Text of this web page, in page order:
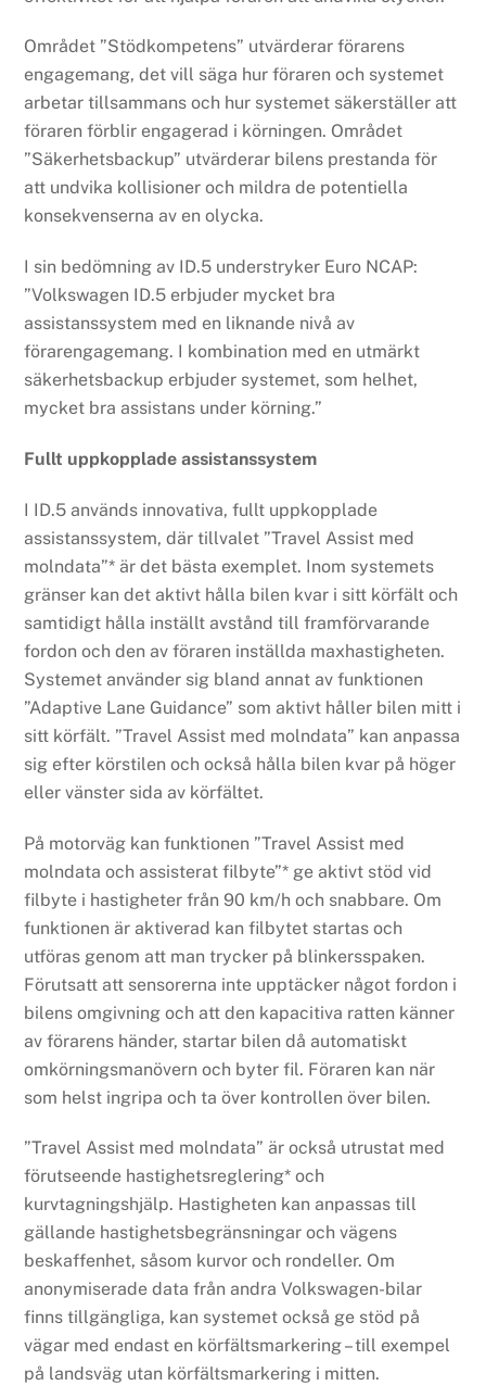
Området ”Stödkompetens” utvärderar förarens
engagemang, det vill säga hur föraren och systemet
arbetar tillsammans och hur systemet säkerställer att
föraren förblir engagerad i körningen. Området
”Säkerhetsbackup” utvärderar bilens prestanda för
att undvika kollisioner och mildra de potentiella
konsekvenserna av en olycka.
I sin bedömning av ID.5 understryker Euro NCAP:
”Volkswagen ID.5 erbjuder mycket bra
assistanssystem med en liknande nivå av
förarengagemang. I kombination med en utmärkt
säkerhetsbackup erbjuder systemet, som helhet,
mycket bra assistans under körning.”
Fullt uppkopplade assistanssystem
I ID.5 används innovativa, fullt uppkopplade
assistanssystem, där tillvalet ”Travel Assist med
molndata”* är det bästa exemplet. Inom systemets
gränser kan det aktivt hålla bilen kvar i sitt körfält och
samtidigt hålla inställt avstånd till framförvarande
fordon och den av föraren inställda maxhastigheten.
Systemet använder sig bland annat av funktionen
”Adaptive Lane Guidance” som aktivt håller bilen mitt i
sitt körfält. ”Travel Assist med molndata” kan anpassa
sig efter körstilen och också hålla bilen kvar på höger
eller vänster sida av körfältet.
På motorväg kan funktionen ”Travel Assist med
molndata och assisterat filbyte”* ge aktivt stöd vid
filbyte i hastigheter från 90 km/h och snabbare. Om
funktionen är aktiverad kan filbytet startas och
utföras genom att man trycker på blinkersspaken.
Förutsatt att sensorerna inte upptäcker något fordon i
bilens omgivning och att den kapacitiva ratten känner
av förarens händer, startar bilen då automatiskt
omkörningsmanövern och byter fil. Föraren kan när
som helst ingripa och ta över kontrollen över bilen.
”Travel Assist med molndata” är också utrustat med
förutseende hastighetsreglering* och
kurvtagningshjälp. Hastigheten kan anpassas till
gällande hastighetsbegränsningar och vägens
beskaffenhet, såsom kurvor och rondeller. Om
anonymiserade data från andra Volkswagen-bilar
finns tillgängliga, kan systemet också ge stöd på
vägar med endast en körfältsmarkering – till exempel
på landsväg utan körfältsmarkering i mitten.